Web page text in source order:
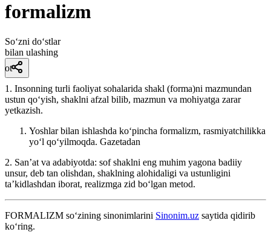
formalizm
So‘zni do‘stlar
bilan ulashing
ot
1. Insonning turli faoliyat sohalarida shakl (forma)ni mazmundan
ustun qoʻyish, shaklni afzal bilib, mazmun va mohiyatga zarar
yetkazish.
Yoshlar bilan ishlashda koʻpincha formalizm, rasmiyatchilikka
yoʻl qoʻyilmoqda. Gazetadan
2. Sanʼat va adabiyotda: sof shaklni eng muhim yagona badiiy
unsur, deb tan olishdan, shaklning alohidaligi va ustunligini
taʼkidlashdan iborat, realizmga zid boʻlgan metod.
FORMALIZM so‘zining sinonimlarini Sinonim.uz saytida qidirib
ko‘ring.